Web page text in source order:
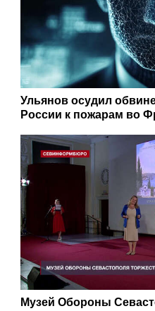
Ульянов осудил
России к пожарам во
Музей Обороны